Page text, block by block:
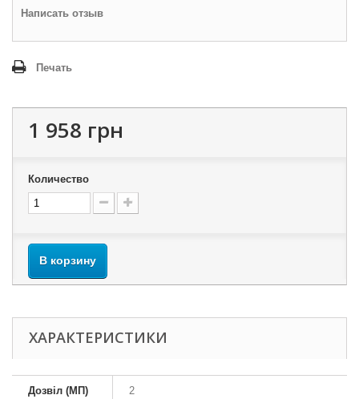
Написать отзыв
Печать
1 958 грн
Количество
В корзину
ХАРАКТЕРИСТИКИ
Дозвіл (МП) 2